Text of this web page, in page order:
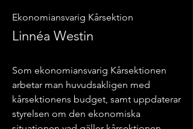
Ekonomiansvarig Kårsektion
Linnéa Westin
Som ekonomiansvarig Kårsektionen
arbetar man huvudsakligen med
kårsektionens budget, samt uppdaterar
styrelsen om den ekonomiska